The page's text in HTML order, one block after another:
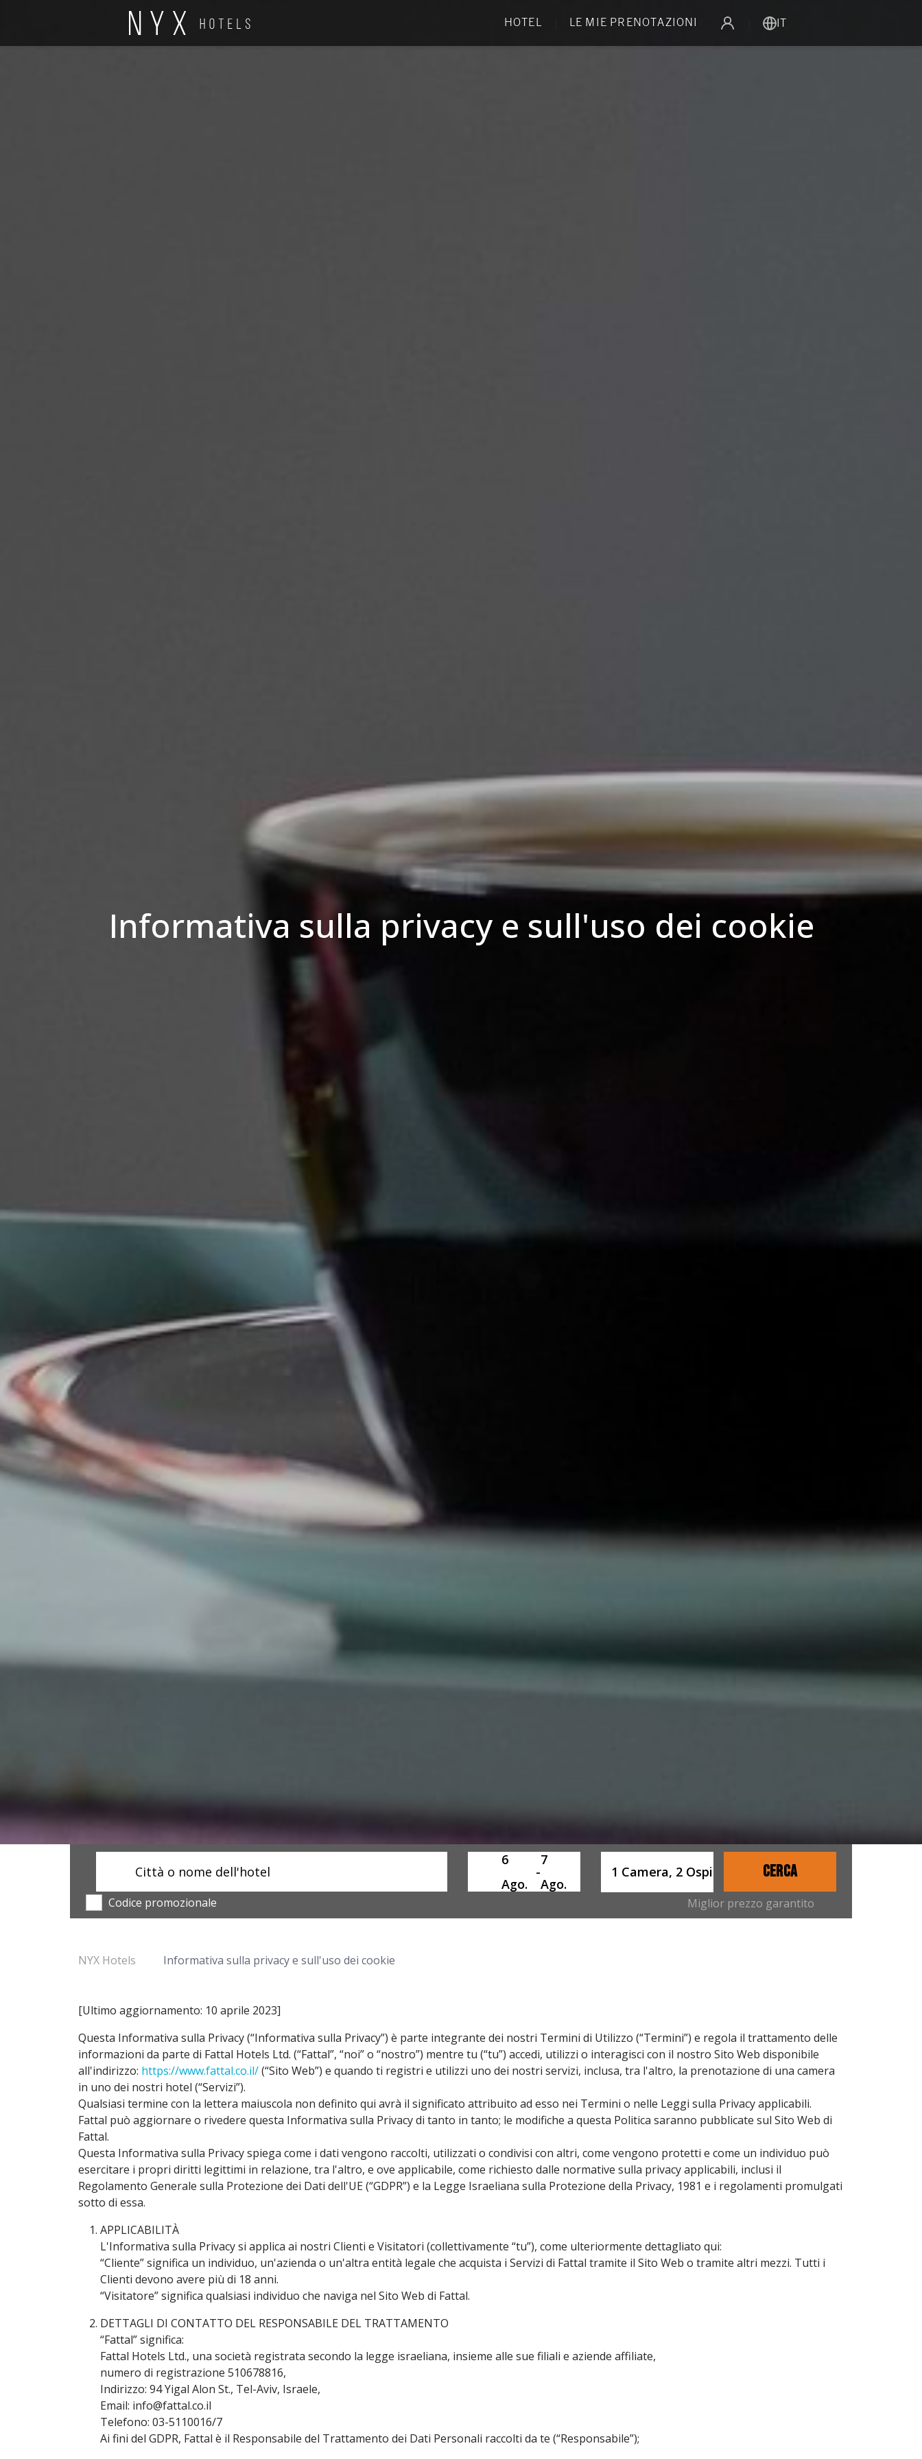
HOTEL LE MIE PRENOTAZIONI IT
Informativa sulla privacy e sull'uso dei cookie
SelectDate
6
Ago.
-
7
Ago.
1 Camera, 2 Ospiti
Codice promozionale
CERCA
Miglior prezzo garantito
NYX Hotels Informativa sulla privacy e sull'uso dei cookie
[Ultimo aggiornamento: 10 aprile 2023]
Questa Informativa sulla Privacy (“Informativa sulla Privacy”) è parte integrante dei nostri Termini di Utilizzo (“Termini”) e regola il trattamento delle
informazioni da parte di Fattal Hotels Ltd. (“Fattal”, “noi” o “nostro”) mentre tu (“tu”) accedi, utilizzi o interagisci con il nostro Sito Web disponibile
all'indirizzo: https://www.fattal.co.il/(“Sito Web”) e quando ti registri e utilizzi uno dei nostri servizi, inclusa, tra l'altro, la prenotazione di una camera
in uno dei nostri hotel (“Servizi”).
Qualsiasi termine con la lettera maiuscola non definito qui avrà il significato attribuito ad esso nei Termini o nelle Leggi sulla Privacy applicabili.
Fattal può aggiornare o rivedere questa Informativa sulla Privacy di tanto in tanto; le modifiche a questa Politica saranno pubblicate sul Sito Web di
Fattal.
Questa Informativa sulla Privacy spiega come i dati vengono raccolti, utilizzati o condivisi con altri, come vengono protetti e come un individuo può
esercitare i propri diritti legittimi in relazione, tra l'altro, e ove applicabile, come richiesto dalle normative sulla privacy applicabili, inclusi il
Regolamento Generale sulla Protezione dei Dati dell'UE (“GDPR”) e la Legge Israeliana sulla Protezione della Privacy, 1981 e i regolamenti promulgati
sotto di essa.
APPLICABILITÀ
L'Informativa sulla Privacy si applica ai nostri Clienti e Visitatori (collettivamente “tu”), come ulteriormente dettagliato qui:
“Cliente” significa un individuo, un'azienda o un'altra entità legale che acquista i Servizi di Fattal tramite il Sito Web o tramite altri mezzi. Tutti i
Clienti devono avere più di 18 anni.
“Visitatore” significa qualsiasi individuo che naviga nel Sito Web di Fattal.
DETTAGLI DI CONTATTO DEL RESPONSABILE DEL TRATTAMENTO
“Fattal” significa:
Fattal Hotels Ltd., una società registrata secondo la legge israeliana, insieme alle sue filiali e aziende affiliate,
numero di registrazione 510678816,
Indirizzo: 94 Yigal Alon St., Tel-Aviv, Israele,
Email: info@fattal.co.il
Telefono: 03-5110016/7
Ai fini del GDPR, Fattal è il Responsabile del Trattamento dei Dati Personali raccolti da te (“Responsabile”);